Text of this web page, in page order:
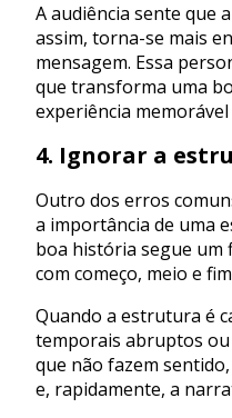
A audiência sente que
assim, torna-se mais
mensagem. Essa
que transforma uma
experiência
4. Ignorar a
Outro dos erros
a importância de uma
boa história segue um
com começo, meio e
Quando a estrutura é
temporais abruptos ou
que não fazem
e, rapidamente, a